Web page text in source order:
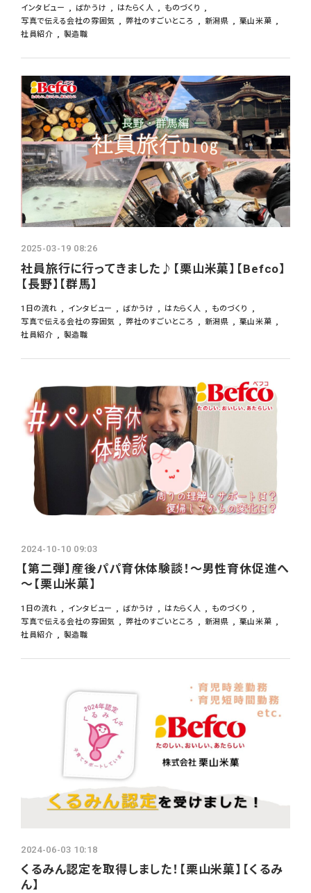
募集要項
インタビュー ばかうけ はたらく人
ものづくり
写真で伝える会社の雰囲気
弊社のすごいところ 新潟県
栗山米菓
社員紹介
製造職
2025-03-19 08:26
社員旅行に行ってきました♪【栗山米菓】【Befco】
【長野】【群馬】
1日の流れ インタビュー ばかうけ はたらく人
ものづくり
写真で伝える会社の雰囲気
弊社のすごいところ 新潟県
栗山米菓
社員紹介
製造職
2024-10-10 09:03
【第二弾】産後パパ育休体験談！～男性育休促進へ
～【栗山米菓】
1日の流れ インタビュー ばかうけ はたらく人
ものづくり
写真で伝える会社の雰囲気
弊社のすごいところ 新潟県
栗山米菓
社員紹介
製造職
2024-06-03 10:18
くるみん認定を取得しました！【栗山米菓】【くるみ
ん】